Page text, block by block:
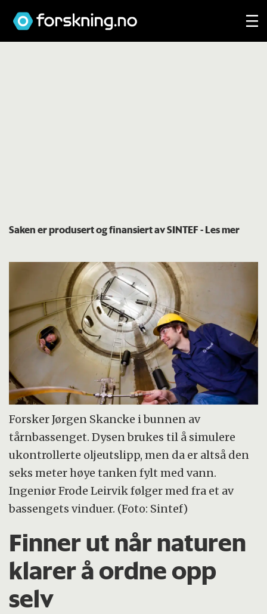
Saken er produsert og finansiert av SINTEF- Les mer
Forsker Jørgen Skancke i bunnen av
tårnbassenget. Dysen brukes til å simulere
ukontrollerte oljeutslipp, men da er altså den
seks meter høye tanken fylt med vann.
Ingeniør Frode Leirvik følger med fra et av
bassengets vinduer. (Foto: Sintef)
Finner ut når naturen
klarer å ordne opp
selv